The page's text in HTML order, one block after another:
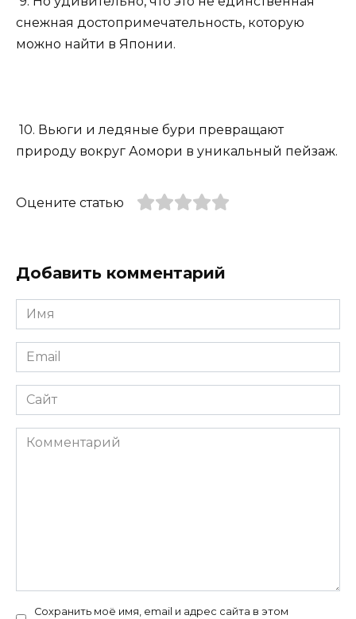
снежная достопримечательность, которую
можно найти в Японии.
10. Вьюги и ледяные бури превращают
природу вокруг Аомори в уникальный пейзаж.
Оцените статью
Добавить комментарий
Имя
*
Email
*
Сайт
Комментарий
Сохранить моё имя, email и адрес сайта в этом